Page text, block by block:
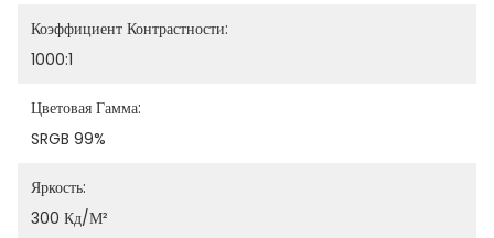
Коэффициент Контрастности:
1000:1
Цветовая Гамма:
SRGB 99%
Яркость:
300 Кд/м²